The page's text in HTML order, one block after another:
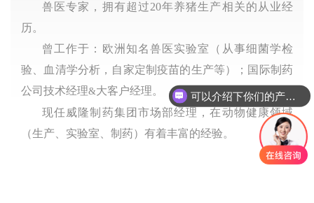
兽医专家，拥有超过20年养猪生产相关的从业经
历。
曾工作于：欧洲知名兽医实验室（从事细菌学检
验、血清学分析，自家定制疫苗的生产等）；国际制药
公司技术经理&大客户经理。
现任威隆制药集团市场部经理，在动物健康领域
（生产、实验室、制药）有着丰富的经验。
可以介绍下你们的产品么